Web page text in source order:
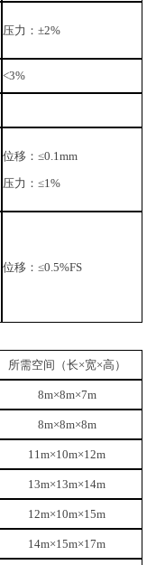
压力：±2%
<3%
位移：≤0.1mm
压力：≤1%
位移：≤0.5%FS
所需空间（长×宽×高）
8m×8m×7m
8m×8m×8m
11m×10m×12m
13m×13m×14m
12m×10m×15m
14m×15m×17m